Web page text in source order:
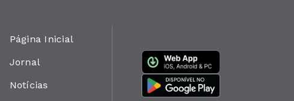
Página Inicial
Jornal
Notícias